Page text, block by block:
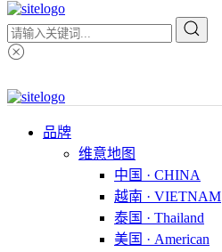
品牌
维意地图
中国 · CHINA
越南 · VIETNAM
泰国 · Thailand
美国 · American